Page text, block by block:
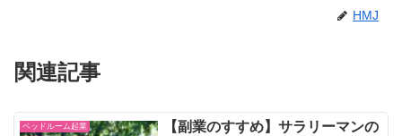
HMJ
関連記事
ベッドルーム起業
【副業のすすめ】サラリーマンの